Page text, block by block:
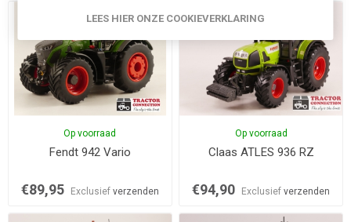
Op voorraad
Fendt 942 Vario
€89,95 Exclusief verzenden
Op voorraad
Claas ATLES 936 RZ
€94,90 Exclusiefverzenden
LEES HIER ONZE COOKIEVERKLARING